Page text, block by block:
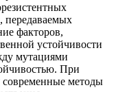
передаваемых
факторов,
устойчивости
мутациями
При
современные методы